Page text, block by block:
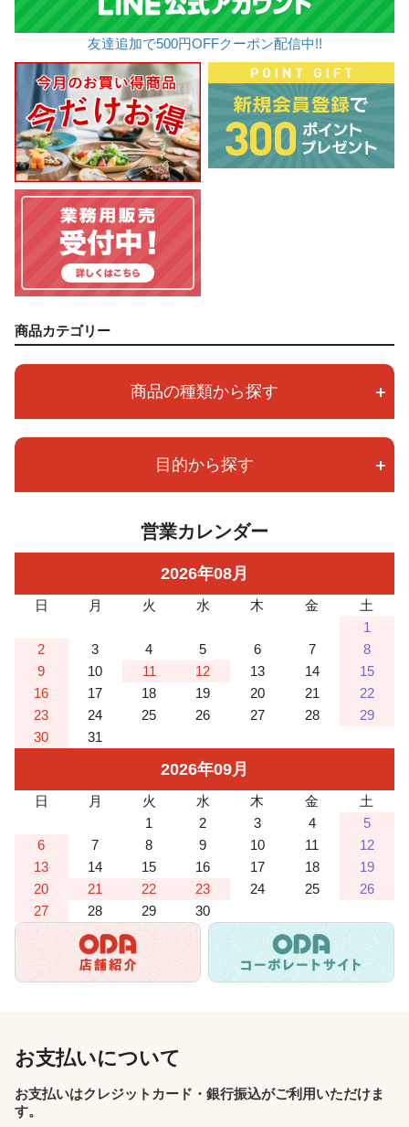
友達追加で500円OFFクーポン配信中!!
商品カテゴリー
商品の種類から探す
目的から探す
営業カレンダー
2026年08月
日 月 火 水 木 金
土
1
2
3 4 5 6 7
8
9
10 11 12 13 14
15
16
17 18 19 20 21
22
23
24 25 26 27 28
29
30
31
2026年09月
日 月 火 水 木 金
土
1
2 3 4
5
6
7 8 9 10 11
12
13
14 15 16 17 18
19
20
21 22 23 24 25
26
27
28 29 30
お支払いについて
お支払いはクレジットカード・銀行振込がご利用いただけま
す。